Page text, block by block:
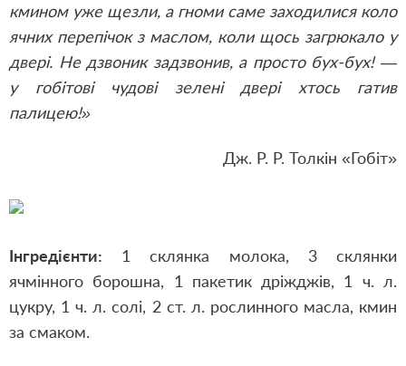
кмином уже щезли, а гноми саме заходилися коло
ячних перепічок з маслом, коли щось загрюкало у
двері. Не дзвоник задзвонив, а просто бух-бух! —
у гобітові чудові зелені двері хтось гатив
палицею!»
Дж. Р. Р. Толкін «Гобіт»
Інгредієнти: 1 склянка молока, 3 склянки
ячмінного борошна, 1 пакетик дріжджів, 1 ч. л.
цукру, 1 ч. л. солі, 2 ст. л. рослинного масла, кмин
за смаком.